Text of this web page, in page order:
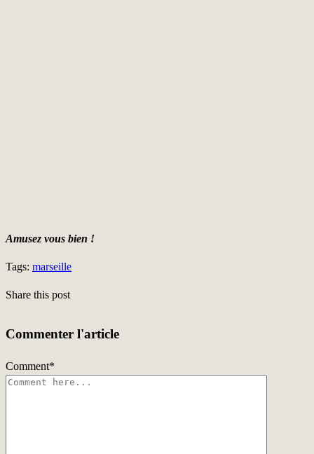
Amusez vous bien !
Tags: marseille
Share this post
Commenter l'article
Comment*